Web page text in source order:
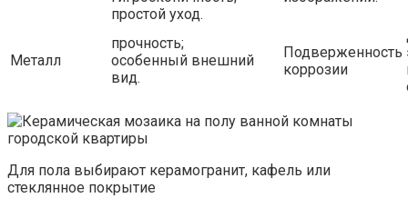
простой уход.
Металл
прочность;
особенный внешний
вид.
Подверженность
коррозии
Для пола выбирают керамогранит, кафель или
стеклянное покрытие